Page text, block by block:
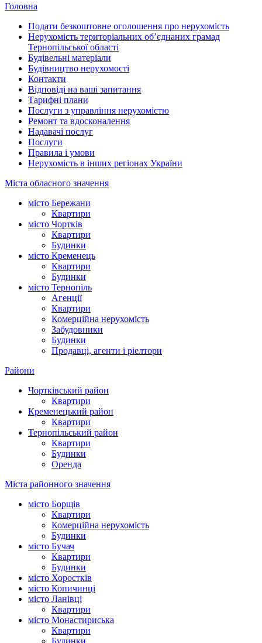
Головна
Подати безкоштовне оголошення про нерухомість
Нерухомість територіальних об’єднаних грамад
Тернопільської області
Будівельні матеріали
Будівництво нерухомості
Контакти
Відповіді на ваші запитання
Тарифні плани
Послуги з управління нерухомістю
Ремонт та вдосконалення
Надавачі послуг
Послуги
Правила і умови
Нерухомість в інших регіонах України
Міста обласного значення
місто Бережани
Квартири
місто Чортків
Квартири
Будинки
місто Кременець
Квартири
Будинки
місто Тернопіль
Агенції
Квартири
Комерційна нерухомість
Забудовники
Будинки
Продавці, агенти і ріелтори
Райони
Чортківський район
Квартири
Кременецький район
Квартири
Тернопільський район
Квартири
Будинки
Оренда
Міста районного значення
місто Борщів
Квартири
Комерційна нерухомість
Будинки
місто Бучач
Квартири
Будинки
місто Хоростків
місто Копичинці
місто Ланівці
Квартири
місто Монастириська
Квартири
Будинки